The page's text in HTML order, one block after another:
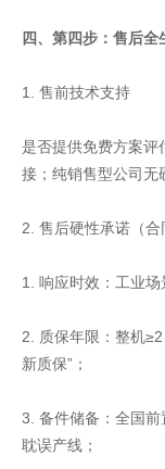
四、第四步：售后全
1. 售前技术支持
是否提供免费方案评
接；纯销售型公司无
2. 售后硬性承诺（合
1. 响应时效：工业场
2. 质保年限：整机
新质保”；
3. 备件储备：全国
耽误产线；